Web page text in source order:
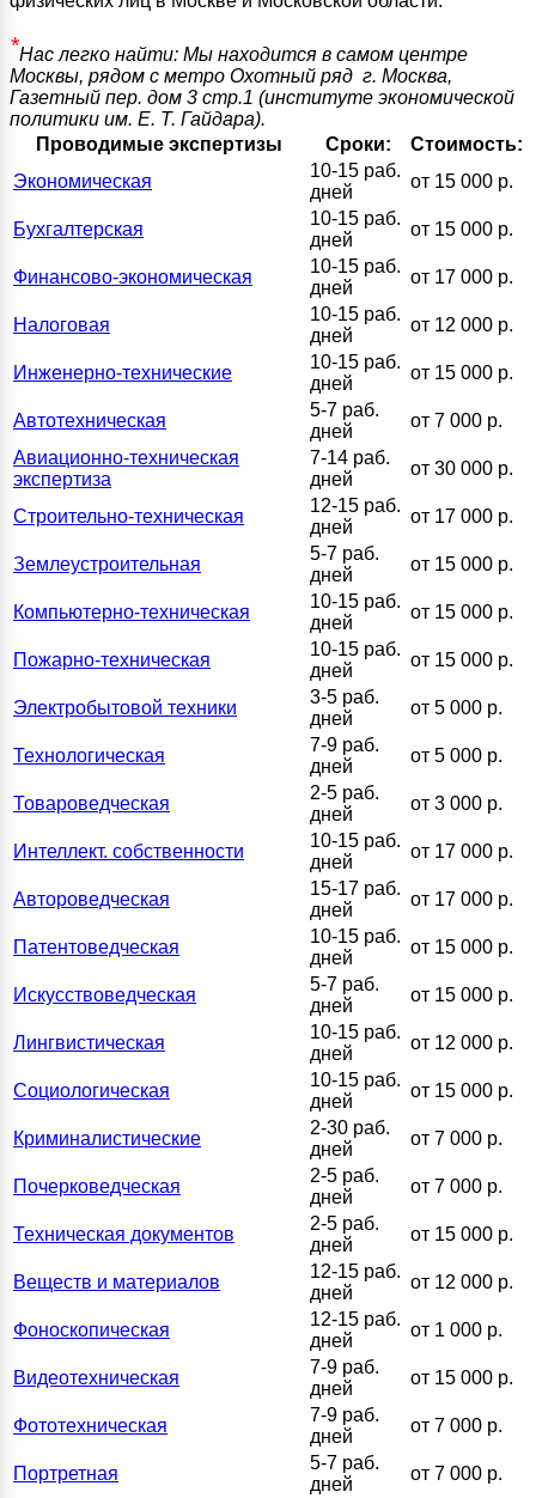
*Нас легко найти: Мы находится в самом центре
Москвы, рядом с метро Охотный ряд г. Москва,
Газетный пер. дом 3 стр.1 (институте экономической
политики им. Е. Т. Гайдара).
Проводимые экспертизы
Сроки:
Стоимость:
Экономическая
10-15 раб.
дней
от 15 000 р.
Бухгалтерская
10-15 раб.
дней
от 15 000 р.
Финансово-экономическая
10-15 раб.
дней
от 17 000 р.
Налоговая
10-15 раб.
дней
от 12 000 р.
Инженерно-технические
10-15 раб.
дней
от 15 000 р.
Автотехническая
5-7 раб.
дней
от 7 000 р.
Авиационно-техническая
экспертиза
7-14 раб.
дней
от 30 000 р.
Строительно-техническая
12-15 раб.
дней
от 17 000 р.
Землеустроительная
5-7 раб.
дней
от 15 000 р.
Компьютерно-техническая
10-15 раб.
дней
от 15 000 р.
Пожарно-техническая
10-15 раб.
дней
от 15 000 р.
Электробытовой техники
3-5 раб.
дней
от 5 000 р.
Технологическая
7-9 раб.
дней
от 5 000 р.
Товароведческая
2-5 раб.
дней
от 3 000 р.
Интеллект. собственности
10-15 раб.
дней
от 17 000 р.
Автороведческая
15-17 раб.
дней
от 17 000 р.
Патентоведческая
10-15 раб.
дней
от 15 000 р.
Искусствоведческая
5-7 раб.
дней
от 15 000 р.
Лингвистическая
10-15 раб.
дней
от 12 000 р.
Социологическая
10-15 раб.
дней
от 15 000 р.
Криминалистические
2-30 раб.
дней
от 7 000 р.
Почерковедческая
2-5 раб.
дней
от 7 000 р.
Техническая документов
2-5 раб.
дней
от 15 000 р.
Веществ и материалов
12-15 раб.
дней
от 12 000 р.
Фоноскопическая
12-15 раб.
дней
от 1 000 р.
Видеотехническая
7-9 раб.
дней
от 15 000 р.
Фототехническая
7-9 раб.
дней
от 7 000 р.
Портретная
5-7 раб.
дней
от 7 000 р.